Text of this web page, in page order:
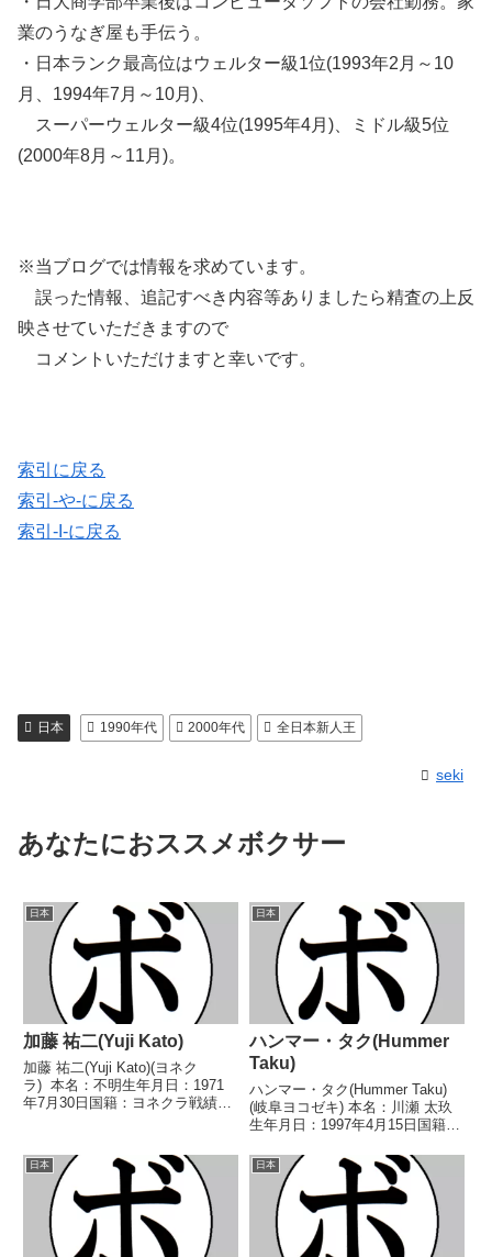
業のうなぎ屋も手伝う。
・日本ランク最高位はウェルター級1位(1993年2月～10
月、1994年7月～10月)、
スーパーウェルター級4位(1995年4月)、ミドル級5位
(2000年8月～11月)。
※当ブログでは情報を求めています。
誤った情報、追記すべき内容等ありましたら精査の上反
映させていただきますので
コメントいただけますと幸いです。
索引に戻る
索引-や-に戻る
索引-I-に戻る
日本 1990年代 2000年代 全日本新人王
seki
あなたにおススメボクサー
日本
加藤 祐二(Yuji Kato)
加藤 祐二(Yuji Kato)(ヨネク
ラ) 本名：不明生年月日：1971
年7月30日国籍：ヨネクラ戦績：
1992/03/30 ○4R判定 (採点不
明) 平野 安夫(ランド)...
日本
ハンマー・タク(Hummer
Taku)
ハンマー・タク(Hummer Taku)
(岐阜ヨコゼキ) 本名：川瀬 太玖
生年月日：1997年4月15日国籍：
分 【獲得タイトル】なし 【戦
歴】2019/10/19 ●1RKO 宮 正
太郎(VADY)20...
日本 日本